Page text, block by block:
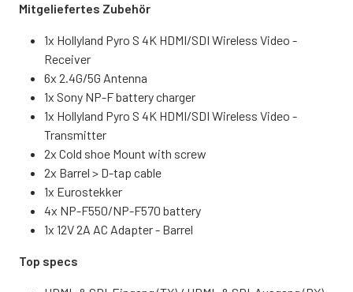
Mitgeliefertes Zubehör
1x Hollyland Pyro S 4K HDMI/SDI Wireless Video -
Receiver
6x 2.4G/5G Antenna
1x Sony NP-F battery charger
1x Hollyland Pyro S 4K HDMI/SDI Wireless Video -
Transmitter
2x Cold shoe Mount with screw
2x Barrel > D-tap cable
1x Eurostekker
4x NP-F550/NP-F570 battery
1x 12V 2A AC Adapter - Barrel
Top specs